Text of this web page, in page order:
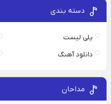
دسته بندی
پلی لیست
دانلود آهنگ
مداحان